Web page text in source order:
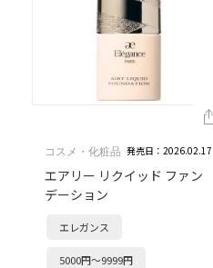
コスメ・化粧品 発売日：2026.02.17
エアリー リクイッド ファン
デーション
エレガンス
5000円～9999円